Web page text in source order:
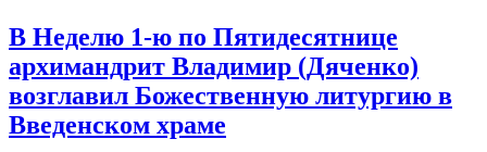
В Неделю 1-ю по Пятидесятнице
архимандрит Владимир (Дяченко)
возглавил Божественную литургию в
Введенском храме